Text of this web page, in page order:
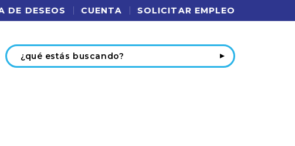
DE DESEOS CUENTA SOLICITAR EMPLEO
Buscar